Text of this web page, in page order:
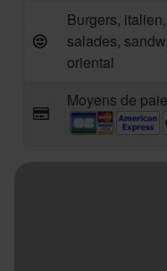
Burgers,
salades,
oriental
Moyens de